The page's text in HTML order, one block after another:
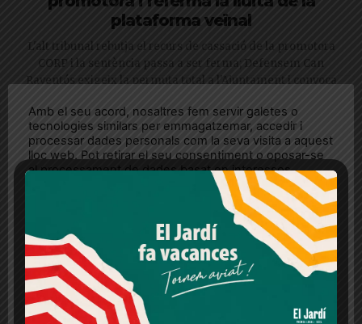
plataforma veïnal
L'alt tribunal rebutja el recurs de cassació de la promotora
CORP i la sentència passa a ser ferma; Defensem Can
Raventós exigeix la permuta total a l'Ajuntament i convoca
Amb el seu acord, nosaltres fem servir galetes o
tecnologies similars per emmagatzemar, accedir i
processar dades personals com la seva visita a aquest
lloc web. Pot retirar el seu consentiment o oposar-se
al processament de dades basat en interessos
legítims en qualsevol moment fent clic a "Ajustos de
cookies" o a la nostra Política de privacitat en aquest
lloc web. Si cliques "acceptar" dones el teu
Més informació Acceptar Rebutjar tot
Quan l’usuari crea un compte al Diari el Jardí, dona el